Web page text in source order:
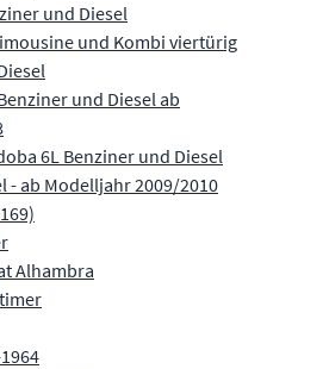
und Diesel
und Kombi viertürig
und Diesel ab
6L Benziner und Diesel
- ab Modelljahr 2009/2010
Alhambra